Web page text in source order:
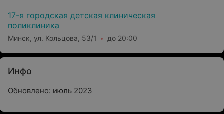
17-я городская детская клиническая
поликлиника
Минск, ул. Кольцова, 53/1 до 20:00
Инфо
Обновлено: июль 2023